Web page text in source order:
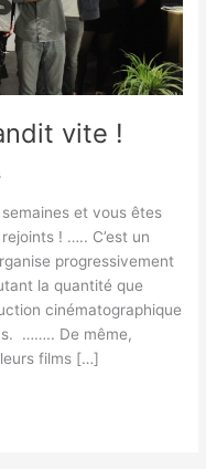
vite !
et vous êtes
! ….. C’est un
progressivement
la quantité que
cinématographique
…….. De même,
films […]